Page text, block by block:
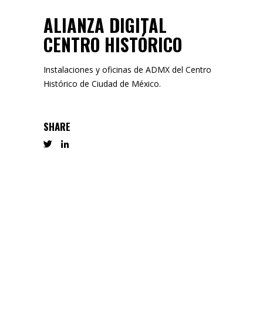
ALIANZA DIGITAL
CENTRO HISTÓRICO
Instalaciones y oficinas de ADMX del Centro
Histórico de Ciudad de México.
SHARE